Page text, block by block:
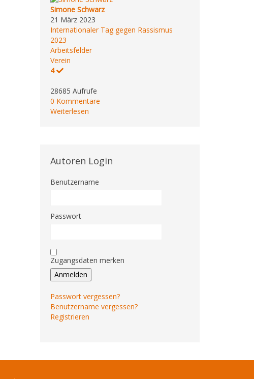
Simone Schwarz
21 März 2023
Internationaler Tag gegen Rassismus
2023
Arbeitsfelder
Verein
4
28685 Aufrufe
0 Kommentare
Weiterlesen
Autoren Login
Benutzername
Passwort
Zugangsdaten merken
Anmelden
Passwort vergessen?
Benutzername vergessen?
Registrieren